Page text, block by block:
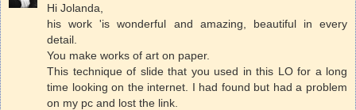
Hi Jolanda,
his work 'is wonderful and amazing, beautiful in every
detail.
You make works of art on paper.
This technique of slide that you used in this LO for a long
time looking on the internet. I had found but had a problem
on my pc and lost the link.